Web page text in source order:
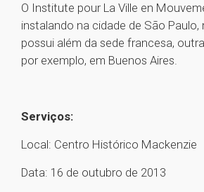
O Institute pour La Ville en
instalando na cidade de São Paulo,
possui além da sede francesa,
por exemplo, em Buenos Aires.
Serviços:
Local: Centro Histórico Mackenzie
Data: 16 de outubro de 2013